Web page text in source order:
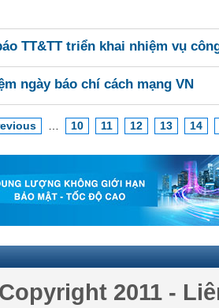
TT&TT triển khai nhiệm vụ
ngày báo chí cách mạng VN
10 11 12 13 14
Copyright 2011 -